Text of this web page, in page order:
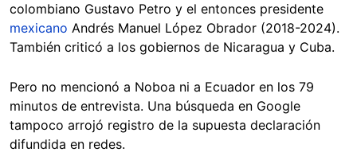
colombiano Gustavo Petro y el entonces presidente
mexicano Andrés Manuel López Obrador (2018-2024).
También criticó a los gobiernos de Nicaragua y Cuba.
Pero no mencionó a Noboa ni a Ecuador en los 79
minutos de entrevista. Una búsqueda en Google
tampoco arrojó registro de la supuesta declaración
difundida en redes.